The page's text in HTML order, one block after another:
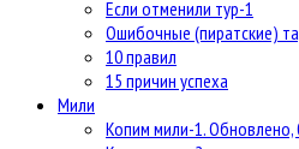
Если отменили тур-1
Ошибочные (пиратские)
10 правил
15 причин успеха
Мили
Копим мили-1. Обновлено,